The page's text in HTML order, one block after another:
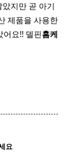
지만 곧 아기
제품을 사용한
요!! 델핀홈케
요